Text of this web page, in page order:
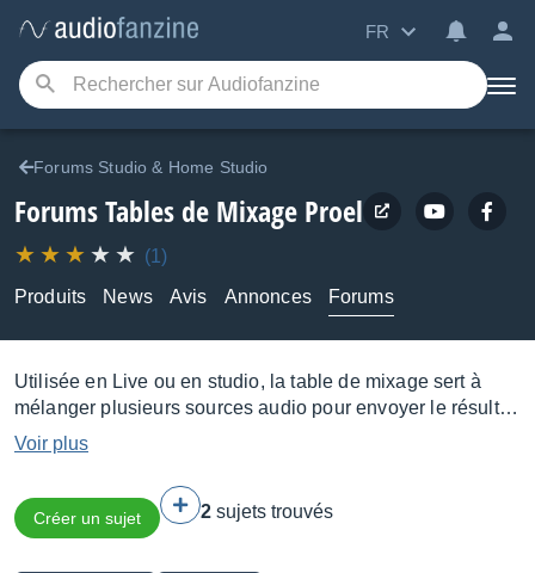
FR
Forums Studio & Home Studio
Forums Tables de Mixage Proel
(1)
Produits
News Avis Annonces Forums
Utilisée en Live ou en studio, la table de mixage sert à
mélanger plusieurs sources audio pour envoyer le résultat
vers un système de diffusion ou d'enregistrement.
Analogique ou numérique, la console s'organise en une
section Maître et plusieurs tranches, chaque tranche
correspondant à une source et comportant plusieurs
étages : entrée physique, réglages de volume,
Voir plus
Créer un sujet 2 sujets trouvés